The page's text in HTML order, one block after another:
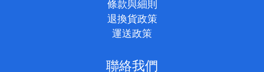
條款與細則
退換貨政策
運送政策
聯絡我們